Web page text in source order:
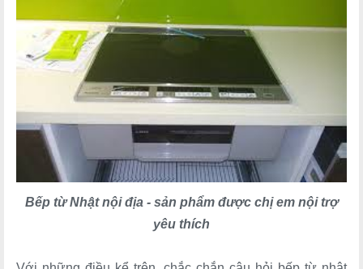
Bếp từ Nhật nội địa - sản phẩm được chị em nội trợ
yêu thích